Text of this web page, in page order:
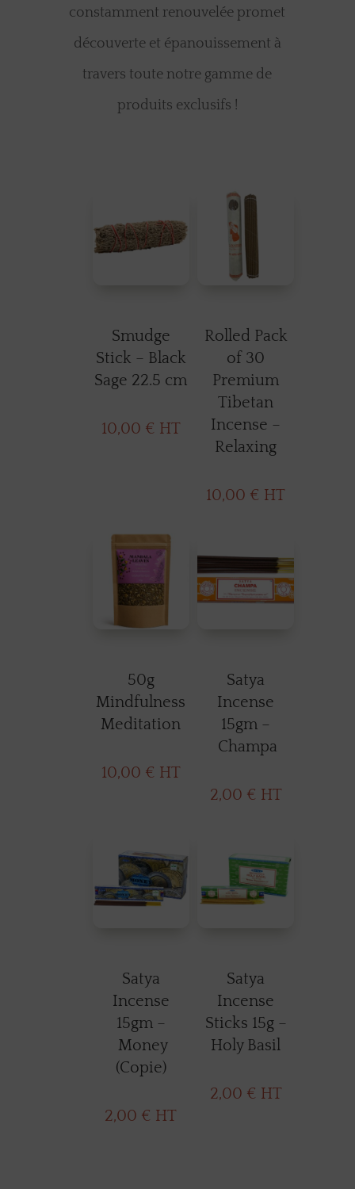
constamment renouvelée promet
découverte et épanouissement à
travers toute notre gamme de
produits exclusifs !
Smudge
Stick – Black
Sage 22.5 cm
10,00 € HT
Rolled Pack
of 30
Premium
Tibetan
Incense –
Relaxing
10,00 € HT
50g
Mindfulness
Meditation
10,00 € HT
Satya
Incense
15gm –
Champa
2,00 € HT
Satya
Incense
15gm –
Money
(Copie)
2,00 € HT
Satya
Incense
Sticks 15g –
Holy Basil
2,00 € HT